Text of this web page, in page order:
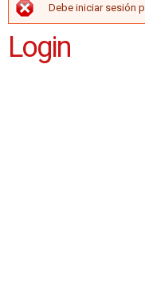
MENSAJE
Debe iniciar sesión
Login